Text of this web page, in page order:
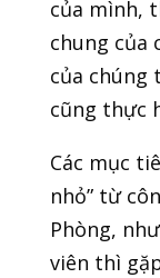
của mình,
chung của
của chúng
cũng thực
Các mục
nhỏ” từ
Phòng,
viên thì